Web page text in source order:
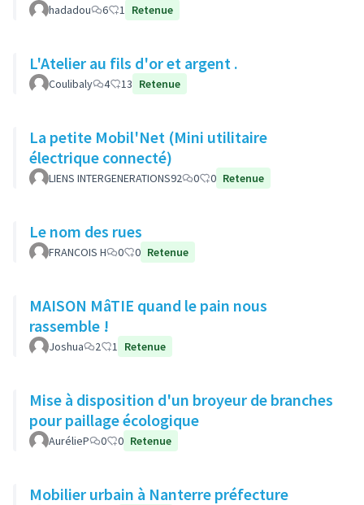
hadadou 6 1 Retenue
L'Atelier au fils d'or et argent .
Coulibaly 4 13 Retenue
La petite Mobil'Net (Mini utilitaire
électrique connecté)
LIENS INTERGENERATIONS92 0 0 Retenue
Le nom des rues
FRANCOIS H 0 0 Retenue
MAISON MâTIE quand le pain nous
rassemble !
Joshua 2 1 Retenue
Mise à disposition d'un broyeur de branches
pour paillage écologique
AurélieP 0 0 Retenue
Mobilier urbain à Nanterre préfecture